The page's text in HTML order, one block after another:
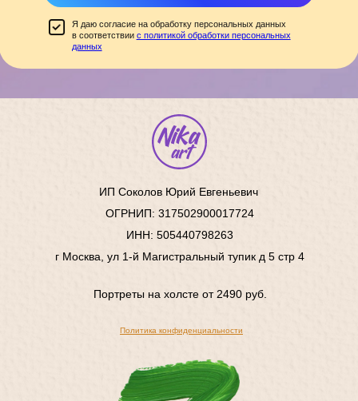
Политика конфиденциальности
Портреты на холсте от 2490 руб.
г Москва, ул 1-й Магистральный тупик д 5 стр 4
ИНН: 505440798263
ОГРНИП: 317502900017724
ИП Соколов Юрий Евгеньевич